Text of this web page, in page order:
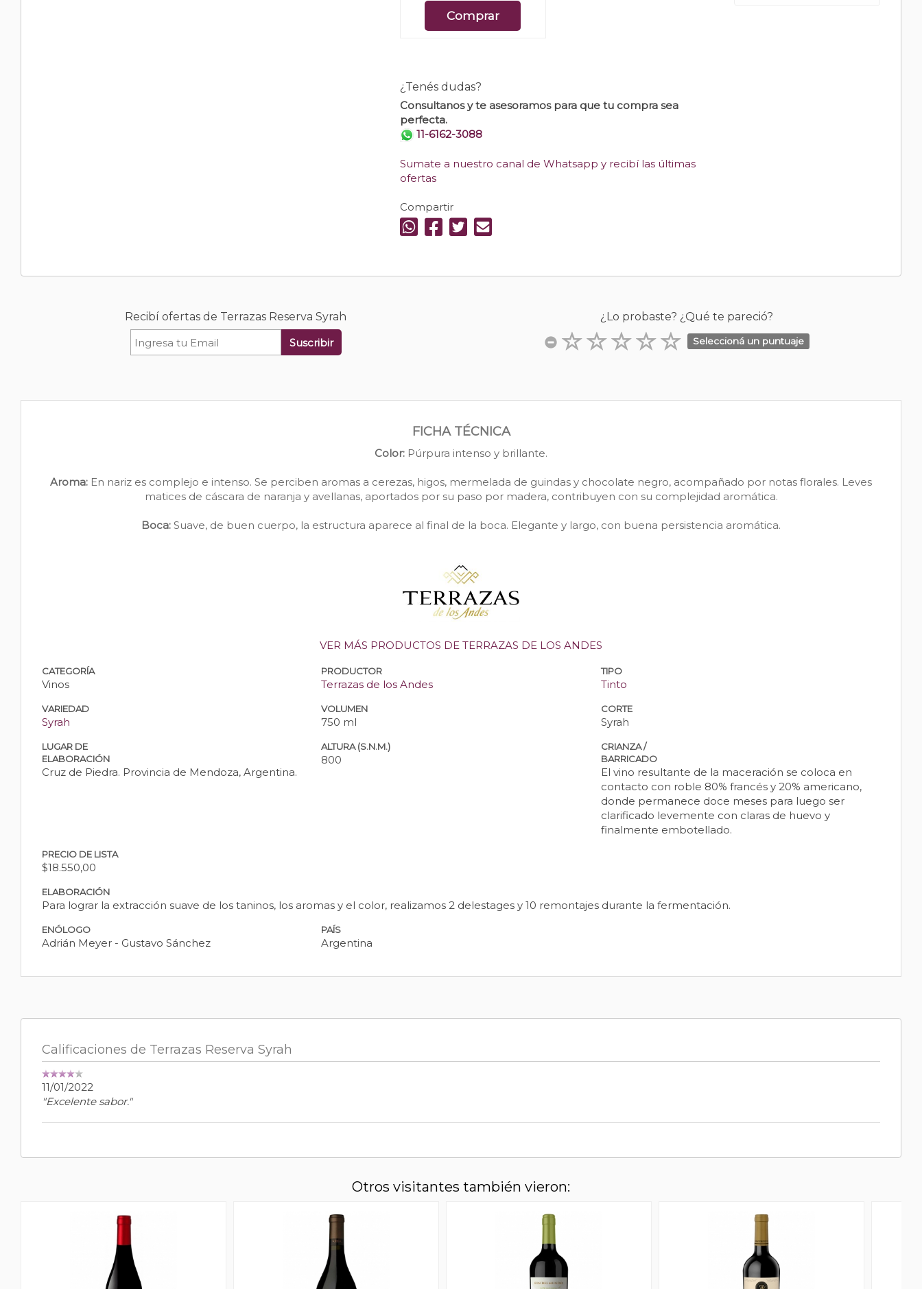
Comprar
¿Tenés dudas?
Consultanos y te asesoramos para que tu compra sea
perfecta.
11-6162-3088
Sumate a nuestro canal de Whatsapp y recibí las últimas
ofertas
Compartir
Recibí ofertas de Terrazas Reserva Syrah
Suscribir
¿Lo probaste? ¿Qué te pareció?
Seleccioná un puntuaje
FICHA TÉCNICA
Color: Púrpura intenso y brillante.
Aroma: En nariz es complejo e intenso. Se perciben aromas a cerezas, higos, mermelada de guindas y chocolate negro, acompañado por notas florales. Leves
matices de cáscara de naranja y avellanas, aportados por su paso por madera, contribuyen con su complejidad aromática.
Boca: Suave, de buen cuerpo, la estructura aparece al final de la boca. Elegante y largo, con buena persistencia aromática.
VER MÁS PRODUCTOS DE TERRAZAS DE LOS ANDES
CATEGORÍA
Vinos
PRODUCTOR
Terrazas de los Andes
TIPO
Tinto
VARIEDAD
Syrah
VOLUMEN
750 ml
CORTE
Syrah
LUGAR DE
ELABORACIÓN
Cruz de Piedra. Provincia de Mendoza, Argentina.
ALTURA (S.N.M.)
800
CRIANZA /
BARRICADO
El vino resultante de la maceración se coloca en
contacto con roble 80% francés y 20% americano,
donde permanece doce meses para luego ser
clarificado levemente con claras de huevo y
finalmente embotellado.
PRECIO DE LISTA
$18.550,00
ELABORACIÓN
Para lograr la extracción suave de los taninos, los aromas y el color, realizamos 2 delestages y 10 remontajes durante la fermentación.
ENÓLOGO
Adrián Meyer - Gustavo Sánchez
PAÍS
Argentina
Calificaciones de Terrazas Reserva Syrah
11/01/2022
"Excelente sabor."
Otros visitantes también vieron: